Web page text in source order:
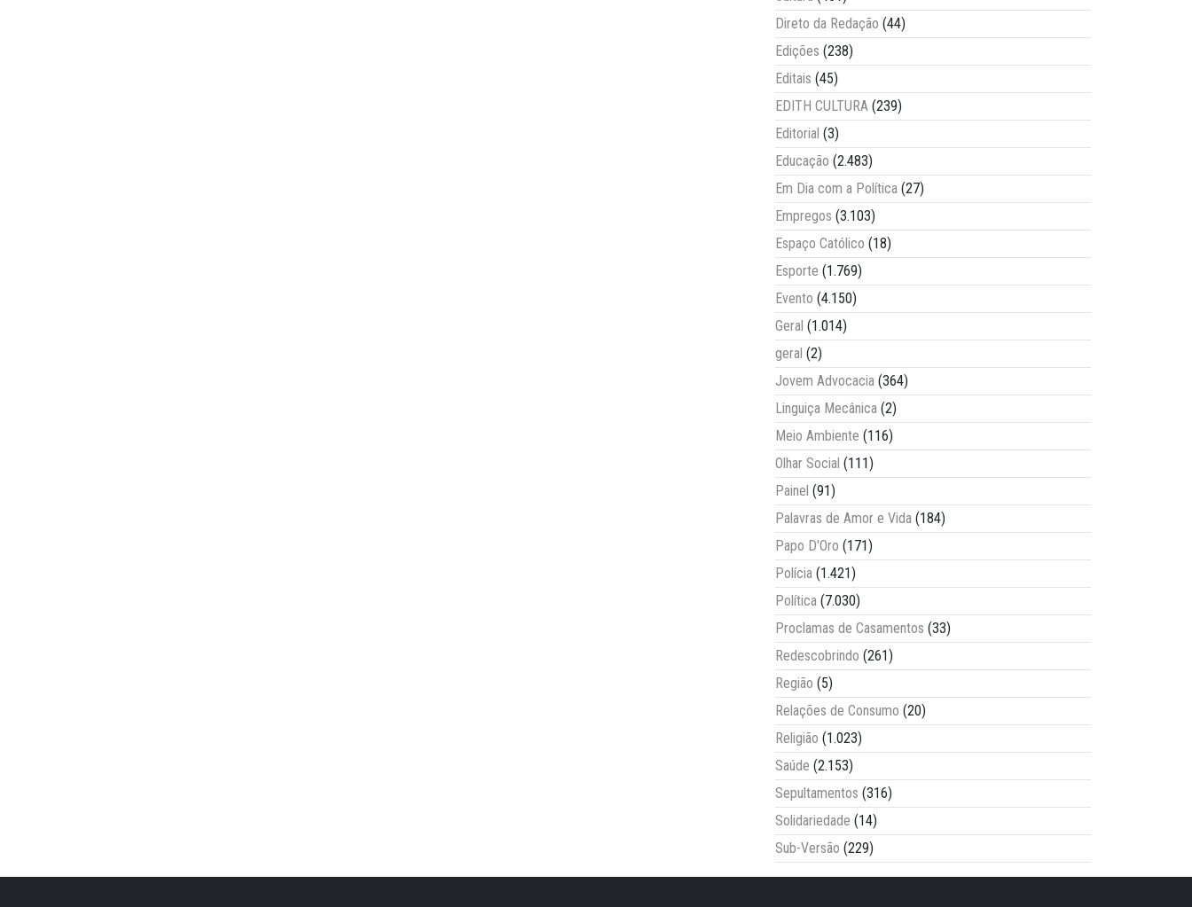
Direto da Redação (44)
Edições (238)
Editais (45)
EDITH CULTURA (239)
Editorial (3)
Educação (2.483)
Em Dia com a Política (27)
Empregos (3.103)
Espaço Católico (18)
Esporte (1.769)
Evento (4.150)
Geral (1.014)
geral (2)
Jovem Advocacia (364)
Linguiça Mecânica (2)
Meio Ambiente (116)
Olhar Social (111)
Painel (91)
Palavras de Amor e Vida (184)
Papo D'Oro (171)
Polícia (1.421)
Política (7.030)
Proclamas de Casamentos (33)
Redescobrindo (261)
Região (5)
Relações de Consumo (20)
Religião (1.023)
Saúde (2.153)
Sepultamentos (316)
Solidariedade (14)
Sub-Versão (229)